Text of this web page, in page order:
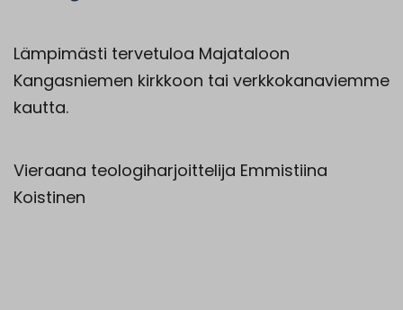
Lämpimästi tervetuloa Majataloon
Kangasniemen kirkkoon tai verkkokanaviemme
kautta.
Vieraana teologiharjoittelija Emmistiina
Koistinen